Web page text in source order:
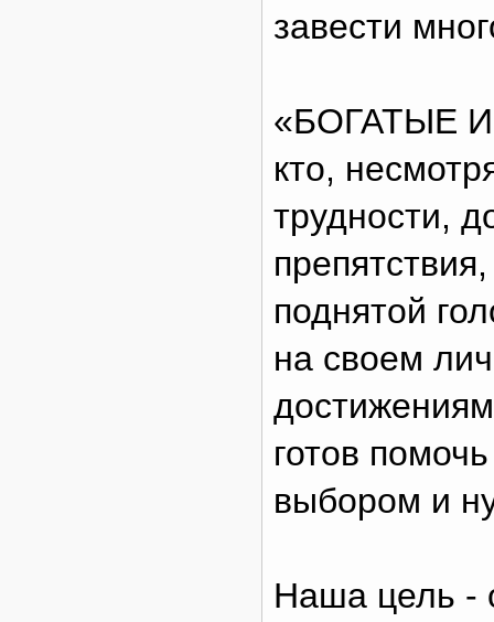
завести
«БОГАТЫЕ И
кто,
трудности,
поднятой
на своем
готов
выбором и
Наша цель -